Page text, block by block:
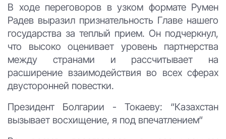
В ходе переговоров в узком формате Румен
Радев выразил признательность Главе нашего
государства за теплый прием. Он подчеркнул,
что высоко оценивает уровень партнерства
между странами и рассчитывает на
расширение взаимодействия во всех сферах
двусторонней повестки.
Президент Болгарии - Токаеву: “Казахстан
вызывает восхищение, я под впечатлением“